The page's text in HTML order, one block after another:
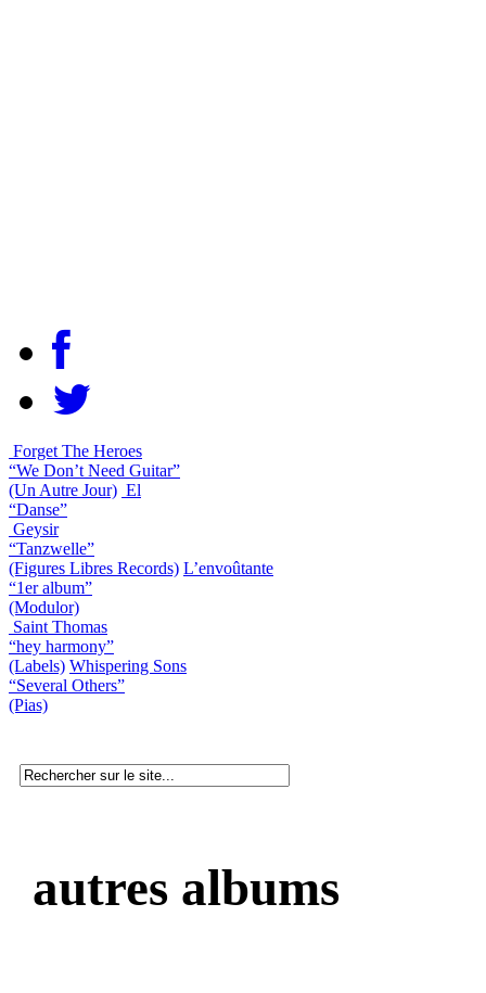
Forget The Heroes
“We Don’t Need Guitar”
(Un Autre Jour) El
“Danse”
Geysir
“Tanzwelle”
(Figures Libres Records) L’envoûtante
“1er album”
(Modulor)
Saint Thomas
“hey harmony”
(Labels) Whispering Sons
“Several Others”
(Pias)
autres albums